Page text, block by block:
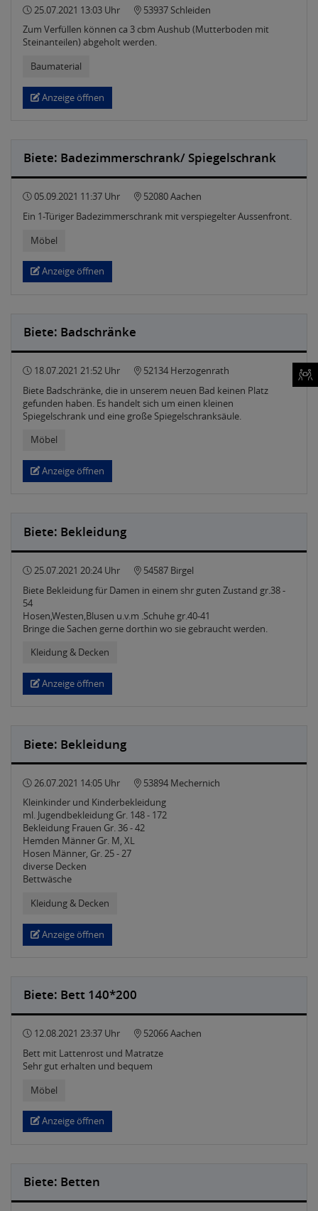
25.07.2021 13:03 Uhr
53937 Schleiden
Zum Verfüllen können ca 3 cbm Aushub (Mutterboden mit
Steinanteilen) abgeholt werden.
Baumaterial
Anzeige öffnen
Biete: Badezimmerschrank/ Spiegelschrank
05.09.2021 11:37 Uhr
52080 Aachen
Ein 1-Türiger Badezimmerschrank mit verspiegelter Aussenfront.
Möbel
Anzeige öffnen
Biete: Badschränke
18.07.2021 21:52 Uhr
52134 Herzogenrath
Biete Badschränke, die in unserem neuen Bad keinen Platz
gefunden haben. Es handelt sich um einen kleinen
Spiegelschrank und eine große Spiegelschranksäule.
Möbel
Anzeige öffnen
Biete: Bekleidung
25.07.2021 20:24 Uhr
54587 Birgel
Biete Bekleidung für Damen in einem shr guten Zustand gr.38 -
54
Hosen,Westen,Blusen u.v.m .Schuhe gr.40-41
Bringe die Sachen gerne dorthin wo sie gebraucht werden.
Kleidung & Decken
Anzeige öffnen
Biete: Bekleidung
26.07.2021 14:05 Uhr
53894 Mechernich
Kleinkinder und Kinderbekleidung
ml. Jugendbekleidung Gr. 148 - 172
Bekleidung Frauen Gr. 36 - 42
Hemden Männer Gr. M, XL
Hosen Männer, Gr. 25 - 27
diverse Decken
Bettwäsche
Kleidung & Decken
Anzeige öffnen
Biete: Bett 140*200
12.08.2021 23:37 Uhr
52066 Aachen
Bett mit Lattenrost und Matratze
Sehr gut erhalten und bequem
Möbel
Anzeige öffnen
Biete: Betten